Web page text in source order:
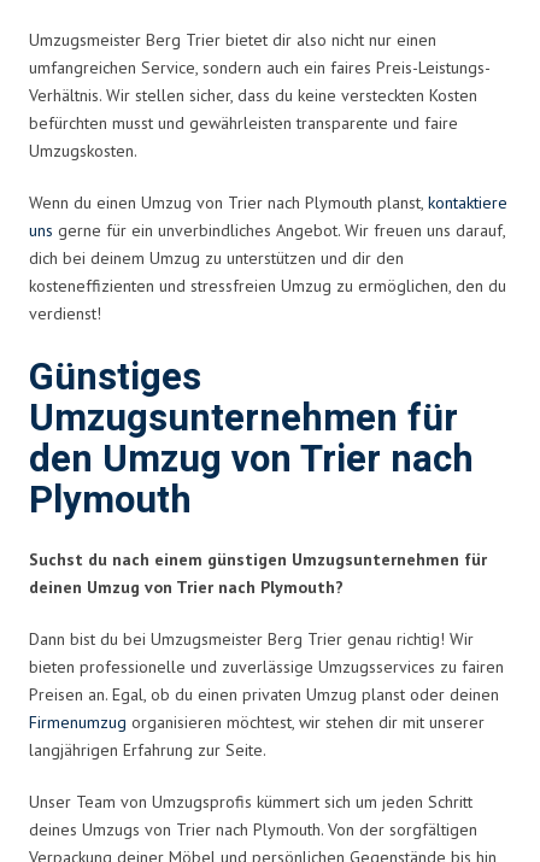
Umzugsmeister Berg Trier bietet dir also nicht nur einen
umfangreichen Service, sondern auch ein faires Preis-Leistungs-
Verhältnis. Wir stellen sicher, dass du keine versteckten Kosten
befürchten musst und gewährleisten transparente und faire
Umzugskosten.
Wenn du einen Umzug von Trier nach Plymouth planst, kontaktiere
uns gerne für ein unverbindliches Angebot. Wir freuen uns darauf,
dich bei deinem Umzug zu unterstützen und dir den
kosteneffizienten und stressfreien Umzug zu ermöglichen, den du
verdienst!
Günstiges
Umzugsunternehmen für
den Umzug von Trier nach
Plymouth
Suchst du nach einem günstigen Umzugsunternehmen für
deinen Umzug von Trier nach Plymouth?
Dann bist du bei Umzugsmeister Berg Trier genau richtig! Wir
bieten professionelle und zuverlässige Umzugsservices zu fairen
Preisen an. Egal, ob du einen privaten Umzug planst oder deinen
Firmenumzug organisieren möchtest, wir stehen dir mit unserer
langjährigen Erfahrung zur Seite.
Unser Team von Umzugsprofis kümmert sich um jeden Schritt
deines Umzugs von Trier nach Plymouth. Von der sorgfältigen
Verpackung deiner Möbel und persönlichen Gegenstände bis hin